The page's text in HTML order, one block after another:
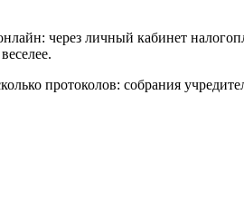
через личный кабинет
протоколов: собрания